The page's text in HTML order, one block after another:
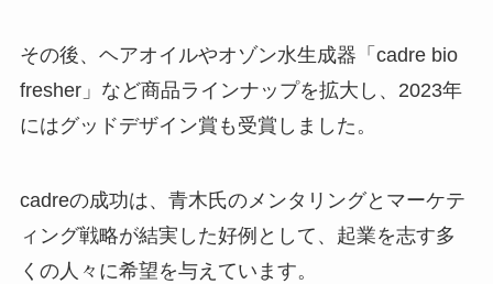
その後、ヘアオイルやオゾン水生成器「cadre bio
fresher」など商品ラインナップを拡大し、2023年
にはグッドデザイン賞も受賞しました。
cadreの成功は、青木氏のメンタリングとマーケテ
ィング戦略が結実した好例として、起業を志す多
くの人々に希望を与えています。